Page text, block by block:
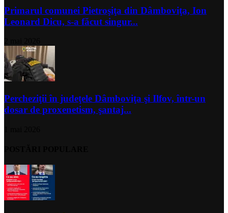
Primarul comunei Pietroşiţa din Dâmboviţa, Ion
Leonard Dicu, s-a făcut singur...
Percheziţii în judeţele Dâmboviţa şi Ilfov, într-un
dosar de proxenetism, şantaj...